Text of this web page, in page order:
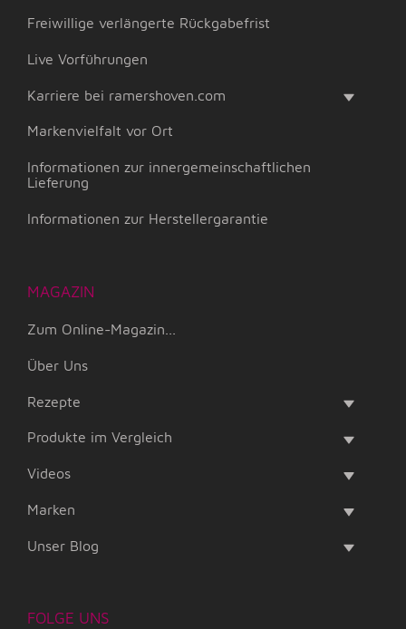
Freiwillige verlängerte Rückgabefrist
Live Vorführungen
Karriere bei ramershoven.com
Markenvielfalt vor Ort
Informationen zur innergemeinschaftlichen
Lieferung
Informationen zur Herstellergarantie
MAGAZIN
Zum Online-Magazin...
Über Uns
Rezepte
Produkte im Vergleich
Videos
Marken
Unser Blog
FOLGE UNS